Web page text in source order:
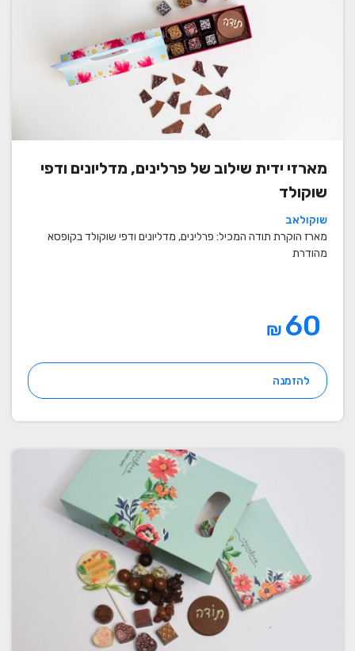
מארזי ידית שילוב של פרלינים, מדליונים ודפי
שוקולד
שוקולאב
מארז הוקרת תודה המכיל: פרלינים, מדליונים ודפי שוקולד בקופסא
מהודרת
₪
להזמנה